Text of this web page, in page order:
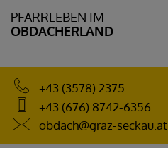
PFARRLEBEN IM
OBDACHERLAND
+43 (3578) 2375
+43 (676) 8742-6356
obdach@graz-seckau.at